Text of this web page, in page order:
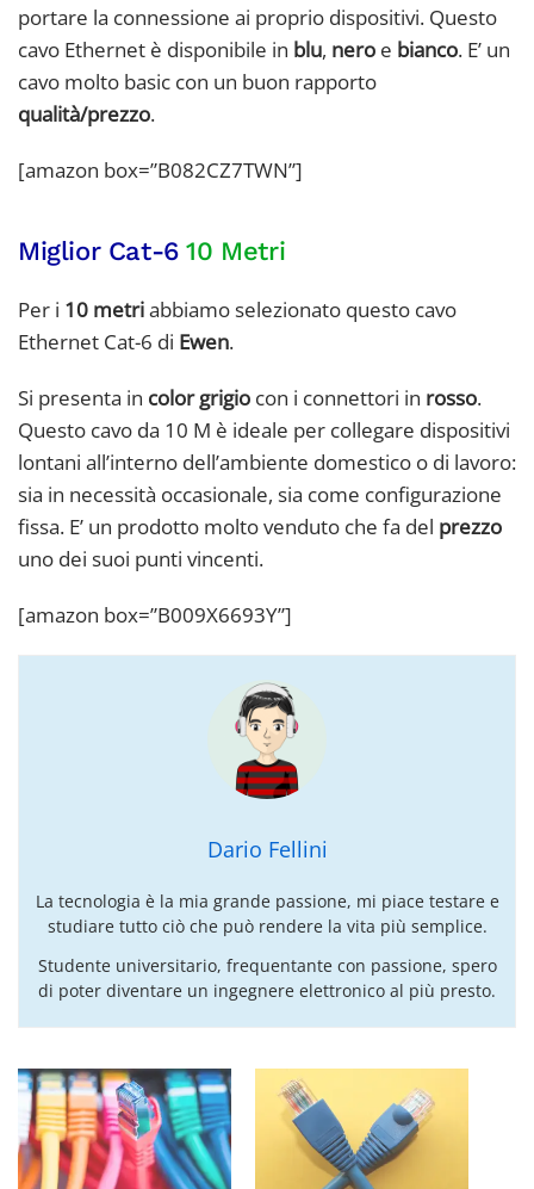
portare la connessione ai proprio dispositivi. Questo
cavo Ethernet è disponibile in blu, nero e bianco. E’ un
cavo molto basic con un buon rapporto
qualità/prezzo.
[amazon box=”B082CZ7TWN”]
Miglior Cat-610 Metri
Per i 10 metriabbiamo selezionato questo cavo
Ethernet Cat-6 di Ewen.
Si presenta in color grigio con i connettori in rosso.
Questo cavo da 10 M è ideale per collegare dispositivi
lontani all’interno dell’ambiente domestico o di lavoro:
sia in necessità occasionale, sia come configurazione
fissa. E’ un prodotto molto venduto che fa del prezzo
uno dei suoi punti vincenti.
[amazon box=”B009X6693Y”]
Dario Fellini
La tecnologia è la mia grande passione, mi piace testare e
studiare tutto ciò che può rendere la vita più semplice.
Studente universitario, frequentante con passione, spero
di poter diventare un ingegnere elettronico al più presto.